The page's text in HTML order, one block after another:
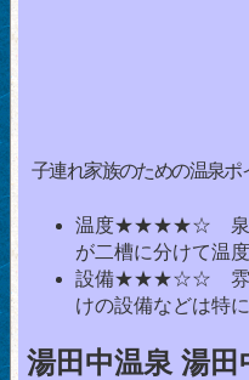
子連れ家族のための温泉ポ
温度★★★★☆ 泉
が二槽に分けて温
設備★★★☆☆ 雰
けの設備などは特
湯田中温泉 湯田